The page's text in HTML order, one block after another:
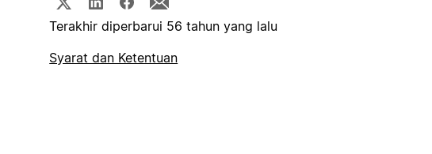
Terakhir diperbarui 56 tahun yang lalu
Syarat dan Ketentuan